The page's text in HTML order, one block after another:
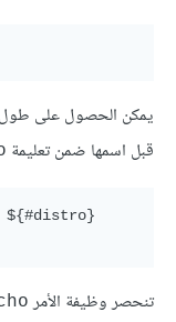
يمكن الحصول على طول
قبل اسمها ضمن تعليمة
${#distro}
تنحصر وظيفة الأمر